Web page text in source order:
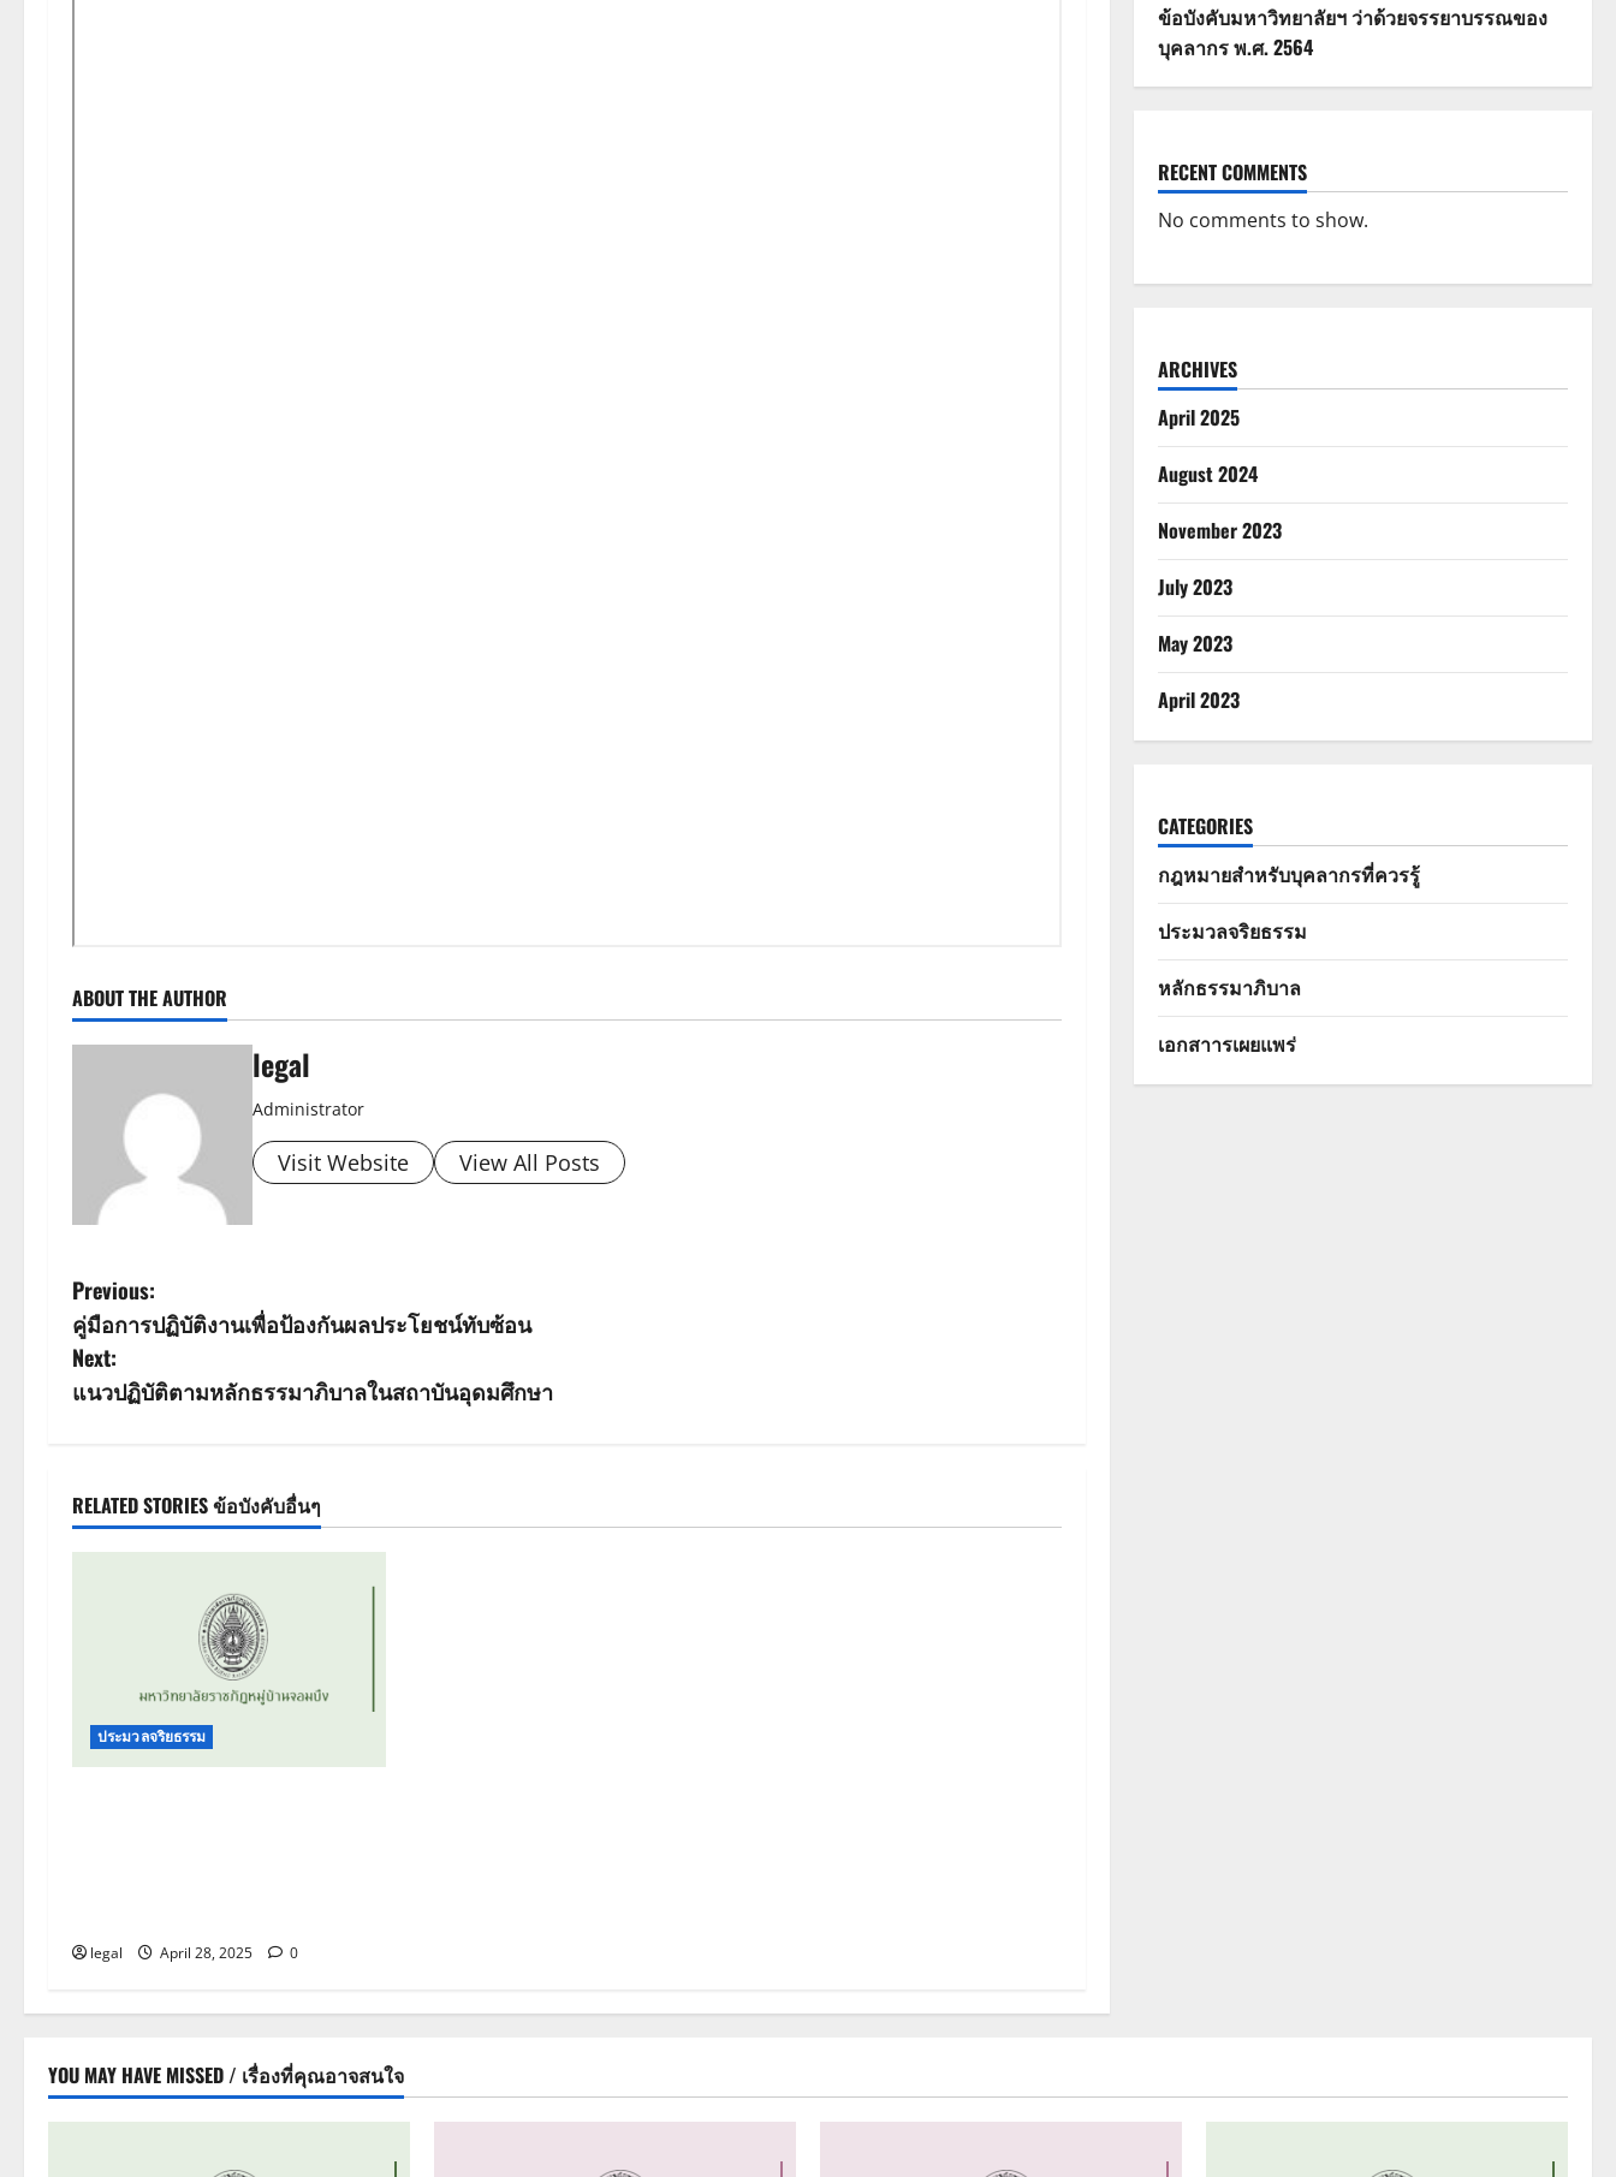
ABOUT THE AUTHOR
legal
Administrator
Visit Website View All Posts
P
o
s
n
a
n
Previous:
คู่มือการปฏิบัติงานเพื่อป้องกันผลประโยชน์ทับซ้อน
Next:
แนวปฏิบัติตามหลักธรรมาภิบาลในสถาบันอุดมศึกษา
RELATED STORIES ข้อบังคับอื่นๆ
ประมวลจริยธรรม
legal April 28, 2025 0
ข้อบังคับมหาวิทยาลัยฯ ว่าด้วยจรรยาบรรณของ
บุคลากร พ.ศ. 2564
RECENT COMMENTS
No comments to show.
ARCHIVES
April 2025
August 2024
November 2023
July 2023
May 2023
April 2023
CATEGORIES
กฎหมายสำหรับบุคลากรที่ควรรู้
ประมวลจริยธรรม
หลักธรรมาภิบาล
เอกสาารเผยแพร่
YOU MAY HAVE MISSED / เรื่องที่คุณอาจสนใจ